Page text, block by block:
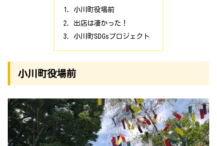
小川町役場前
出店は凄かった！
小川町SDGsプロジェクト
小川町役場前